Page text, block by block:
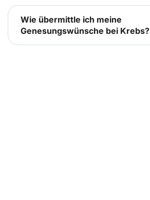
Wie übermittle ich meine
Genesungswünsche bei Krebs?